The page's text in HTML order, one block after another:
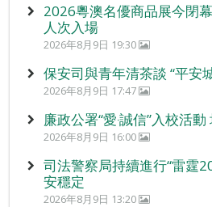
2026粵澳名優商品展今閉
人次入場
2026年8月9日 19:30
保安司與青年清茶談 “平安
2026年8月9日 17:47
廉政公署“愛‧誠信”入校活
2026年8月9日 16:00
司法警察局持續進行“雷霆
安穩定
2026年8月9日 13:20